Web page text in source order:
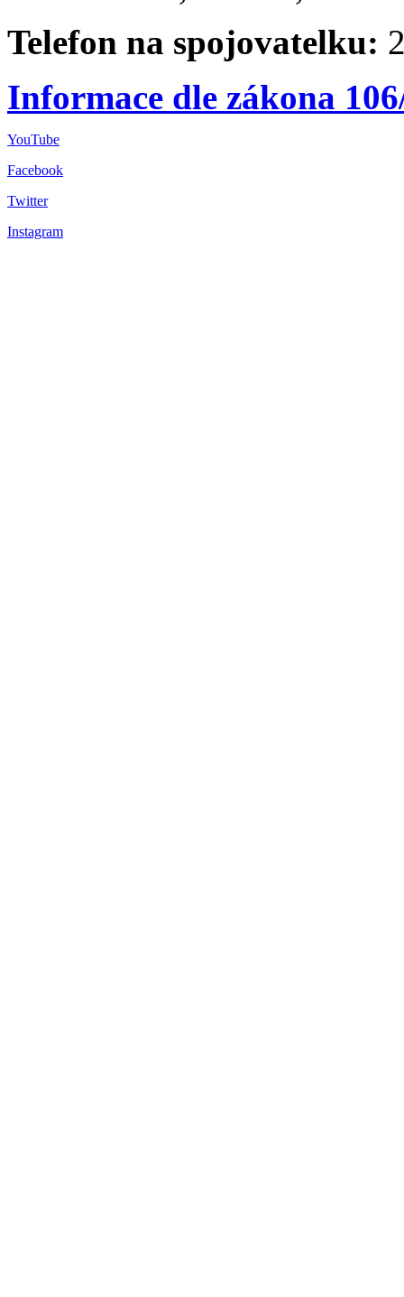
Telefon na spojovatelku:
Informace dle zákona
YouTube
Facebook
Twitter
Instagram